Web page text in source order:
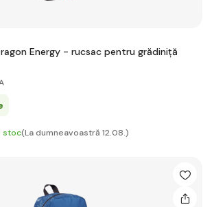
Energy - rucsac pentru grădiniță
stoc(La dumneavoastră 12.08.)